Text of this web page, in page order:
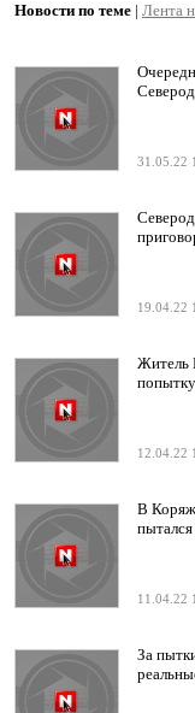
Новости по теме | Лента
31.05.22
19.04.22
Житель
12.04.22
В
пытался
11.04.22
За